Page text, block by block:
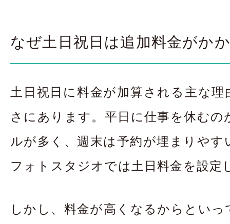
なぜ土日祝日は追加料金がか
土日祝日に料金が加算される主な理
さにあります。平日に仕事を休む
ルが多く、週末は予約が埋まりやす
フォトスタジオでは土日料金を設定
しかし、料金が高くなるからとい